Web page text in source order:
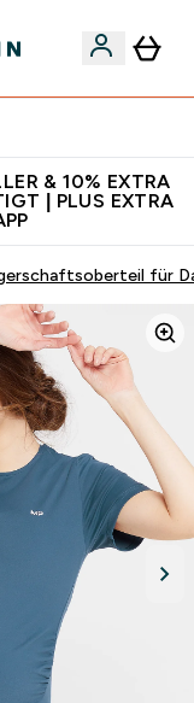
& 10% EXTRA
| PLUS EXTRA
für